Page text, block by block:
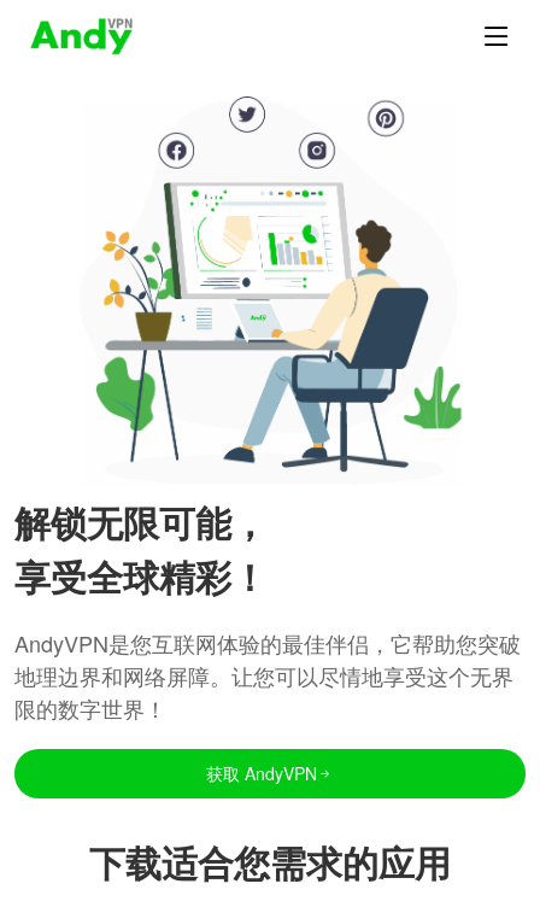
解锁无限可能，
享受全球精彩！
AndyVPN是您互联网体验的最佳伴侣，它帮助您突破
地理边界和网络屏障。让您可以尽情地享受这个无界
限的数字世界！
获取 AndyVPN
下载适合您需求的应用